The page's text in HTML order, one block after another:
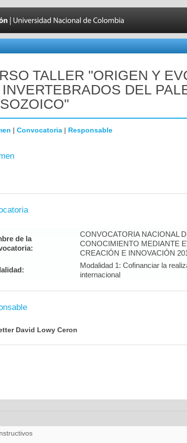
TALLER "ORIGEN Y
INVERTEBRADOS DEL
| Convocatoria | Responsable
de la
CONVOCATORIA NACIONAL
CONOCIMIENTO MEDIANTE
CREACIÓN E INNOVACIÓN
Modalidad 1: Cofinanciar la
internacional
David Lowy Ceron